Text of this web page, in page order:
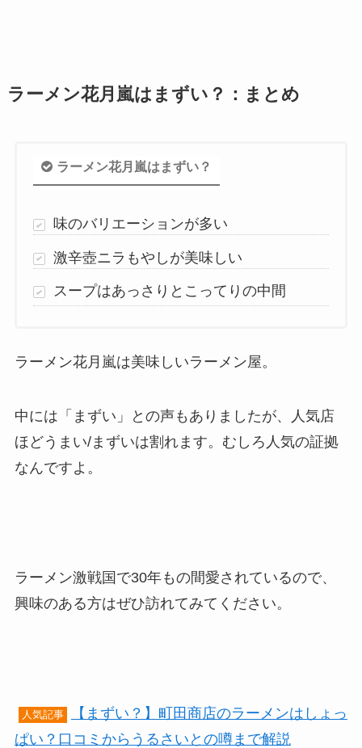
ラーメン花月嵐はまずい？：まとめ
ラーメン花月嵐はまずい？
味のバリエーションが多い
激辛壺ニラもやしが美味しい
スープはあっさりとこってりの中間
ラーメン花月嵐は美味しいラーメン屋。
中には「まずい」との声もありましたが、人気店
ほどうまい/まずいは割れます。むしろ人気の証拠
なんですよ。
ラーメン激戦国で30年もの間愛されているので、
興味のある方はぜひ訪れてみてください。
人気記事
【まずい？】町田商店のラーメンはしょっ
ぱい？口コミからうるさいとの噂まで解説